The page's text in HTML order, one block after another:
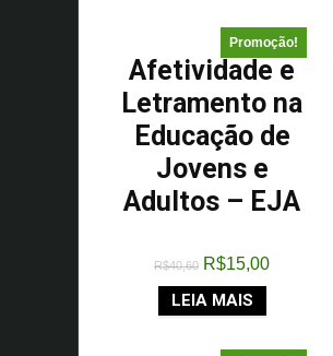
Promoção!
Afetividade e
Letramento na
Educação de
Jovens e
Adultos – EJA
R$40,60 R$15,00
LEIA MAIS